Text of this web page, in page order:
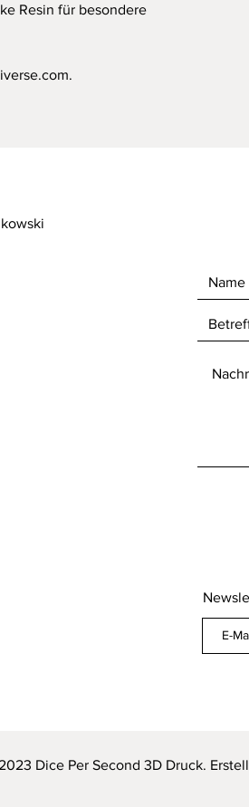
Resin für besondere
Dice Per Second 3D Druck.